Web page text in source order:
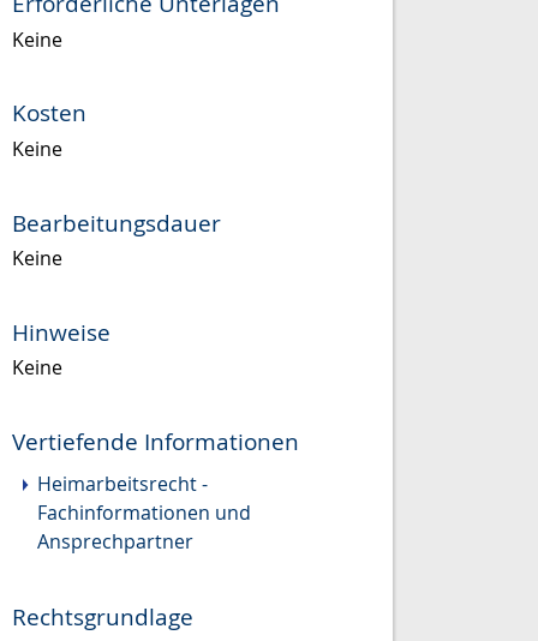
Keine
Kosten
Keine
Bearbeitungsdauer
Keine
Hinweise
Keine
Vertiefende Informationen
Heimarbeitsrecht -
Fachinformationen und
Ansprechpartner
Rechtsgrundlage